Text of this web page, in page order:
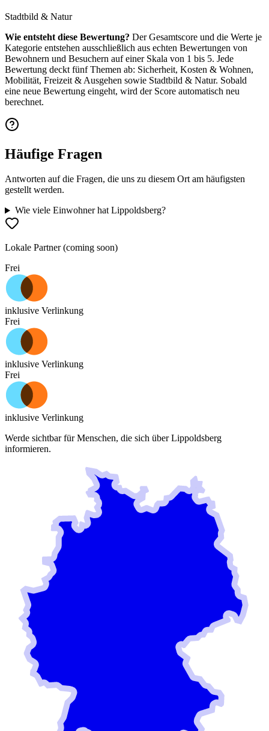
Stadtbild & Natur
Wie entsteht diese Bewertung? Der Gesamtscore und die Werte je
Kategorie entstehen ausschließlich aus echten Bewertungen von
Bewohnern und Besuchern auf einer Skala von 1 bis 5. Jede
Bewertung deckt fünf Themen ab: Sicherheit, Kosten & Wohnen,
Mobilität, Freizeit & Ausgehen sowie Stadtbild & Natur. Sobald
eine neue Bewertung eingeht, wird der Score automatisch neu
berechnet.
Häufige Fragen
Antworten auf die Fragen, die uns zu diesem Ort am häufigsten
gestellt werden.
Wie viele Einwohner hat Lippoldsberg?
Lokale Partner (coming soon)
Frei
inklusive Verlinkung
Frei
inklusive Verlinkung
Frei
inklusive Verlinkung
Werde sichtbar für Menschen, die sich überLippoldsberg
informieren.